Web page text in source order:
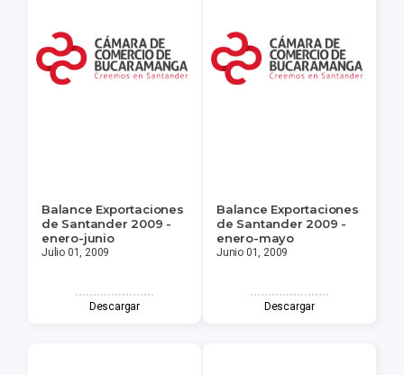
Balance Exportaciones
de Santander 2009 -
enero-junio
Julio 01, 2009
Descargar
Balance Exportaciones
de Santander 2009 -
enero-mayo
Junio 01, 2009
Descargar